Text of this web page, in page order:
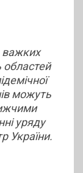
важких
областей
можуть
уряду
України.